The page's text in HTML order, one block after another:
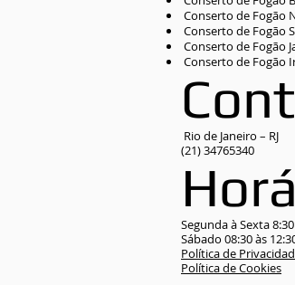
Conserto de Fogão
Conserto de Fogão
Conserto de Fogão
Conserto de Fogão
Rio de Janeiro – RJ
(21) 34765340
Segunda à Sexta
Sábado 08:30 às
Política de
Política de Cookies